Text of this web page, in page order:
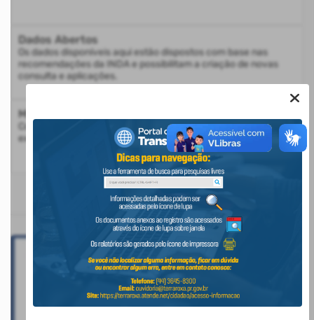
Dados Abertos
Os dados disponíveis aqui estão dispostos com base nas
recomendações da INDA e possibilitam a criação de novas
consulta e aplicações.
Mapa do Site
Consulte a estrutura do Portal da Transparência com a
exibição de todos os itens disponíveis
BANNERS